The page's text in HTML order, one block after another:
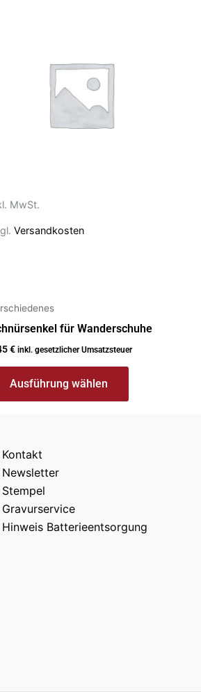
MwSt.
Versandkosten
für Wanderschuhe
€ inkl. gesetzlicher Umsatzsteuer
Ausführung wählen
Kontakt
Newsletter
Stempel
Gravurservice
Hinweis Batterieentsorgung